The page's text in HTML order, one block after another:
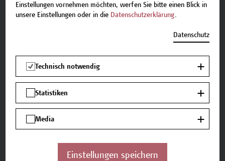
Tel.: +43 1 606 6877-8800
Beschreibung
Termine und Anmeldung
Jetzt anmelden
Einstellungen vornehmen möchten, werfen Sie bitte einen Blick in
unsere Einstellungen oder in die Datenschutzerklärung.
Datenschutz
Technisch notwendig
Statistiken
Media
Einstellungen speichern